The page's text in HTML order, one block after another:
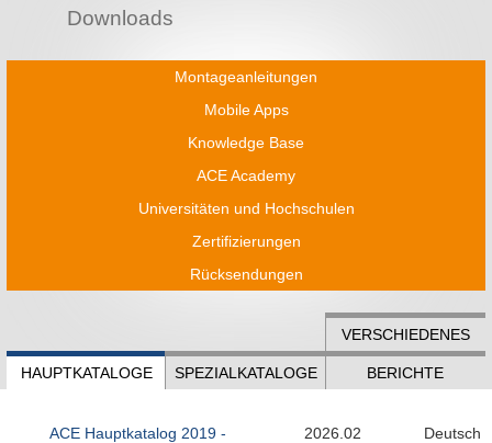
Downloads
Montageanleitungen
Mobile Apps
Knowledge Base
ACE Academy
Universitäten und Hochschulen
Zertifizierungen
Rücksendungen
HAUPTKATALOGE SPEZIALKATALOGE BERICHTE
VERSCHIEDENES
ACE Hauptkatalog 2019 -
2026.02 Deutsch